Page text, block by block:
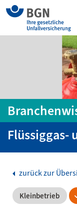
Flüssiggas-
zurück zur
Kleinbetrieb